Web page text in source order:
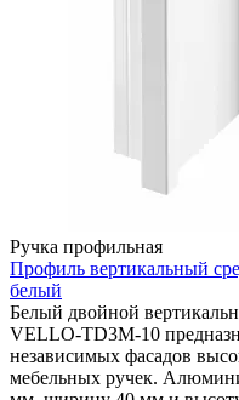
Ручка профильная
Профиль вертикальный
белый
Белый двойной
VELLO-TD3M-10
независимых фасадов
мебельных ручек.